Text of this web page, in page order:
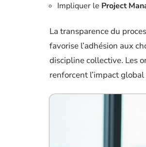
Impliquer le Project
La transparence du
favorise l’adhésion aux
discipline collective. Les
renforcent l’impact